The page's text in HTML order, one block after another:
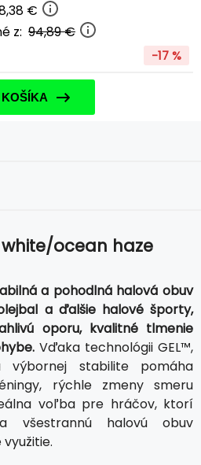
€
z: 94,89 €
-17 %
KOŠÍKA
white/ocean haze
a pohodlná halová obuv
a ďalšie halové športy,
oporu, kvalitné tlmenie
Vďaka technológii GEL™,
výbornej stabilite pomáha
rýchle zmeny smeru
voľba pre hráčov, ktorí
všestrannú halovú obuv